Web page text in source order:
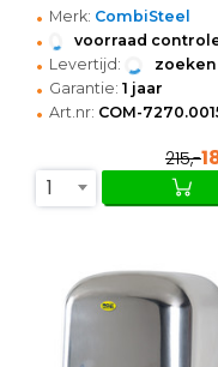
• Merk: CombiSteel
• voorraad
• Levertijd: zoeken
• Garantie: 1 jaar
• Art.nr: COM-
215,-
1